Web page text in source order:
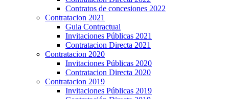
Contratos de concesiones 2022
Contratacion 2021
Guia Contractual
Invitaciones Públicas 2021
Contratacion Directa 2021
Contratacion 2020
Invitaciones Públicas 2020
Contratacion Directa 2020
Contratacion 2019
Invitaciones Públicas 2019